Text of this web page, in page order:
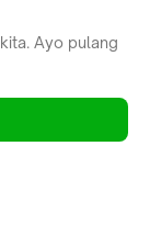
Ayo pulang